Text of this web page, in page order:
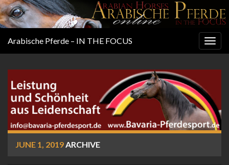
Arabische Pferde – IN THE FOCUS
JUNE 1, 2019 ARCHIVE